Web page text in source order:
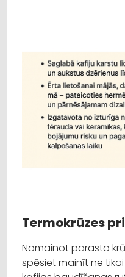
Termokrūzes
Nomainot parasto
spēsiet mainīt ne